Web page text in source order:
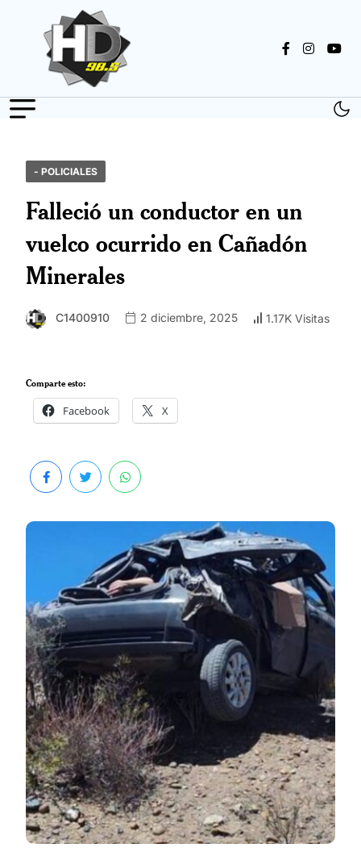
- POLICIALES
Falleció un conductor en un
vuelco ocurrido en Cañadón
Minerales
C1400910 2 diciembre, 2025 1.17K Visitas
Comparte esto:
Facebook X